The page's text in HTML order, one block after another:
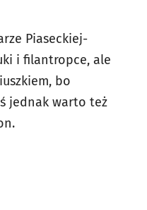
Piaseckiej-
i filantropce, ale
bo
jednak warto też